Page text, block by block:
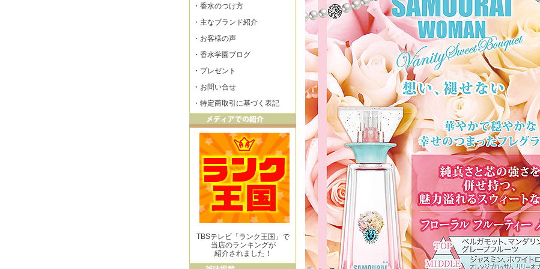
・ 香水のつけ方
・ 主なブランド紹介
・ お客様の声
・ 香水学園ブログ
・ プレゼント
・ お問い合せ
・ 特定商取引に基づく表記
TBSテレビ「ランク王国」で
当店のランキングが
紹介されました！